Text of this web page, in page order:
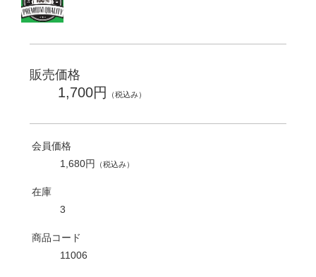
販売価格
1,700円 （税込み）
会員価格
1,680円
（税込み）
在庫
3
商品コード
11006